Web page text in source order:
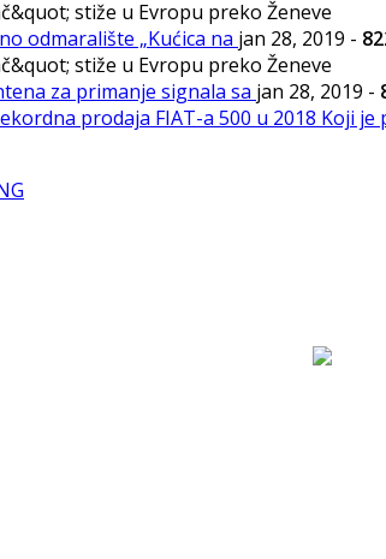
odmaralište „Kućica na jan 28, 2019 -
za primanje signala sa jan 28, 2019 -
prodaja FIAT-a 500 u 2018 Koji je